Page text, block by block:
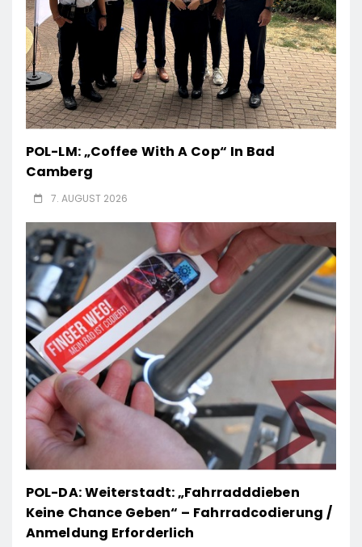
POL-LM: „Coffee With A Cop“ In Bad
Camberg
7. AUGUST 2026
POL-DA: Weiterstadt: „Fahrradddieben
Keine Chance Geben“ – Fahrradcodierung /
Anmeldung Erforderlich